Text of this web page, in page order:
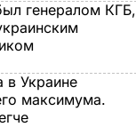
генералом КГБ,
в Украине
максимума.